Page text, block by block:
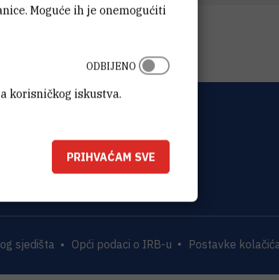
Zagreb
sjedišta Opći podaci o IRB-u Postavke kolačića
Moguće ih je onemogućiti
korisničkog iskustva.
ODBIJENO
PRIHVAĆAM SVE